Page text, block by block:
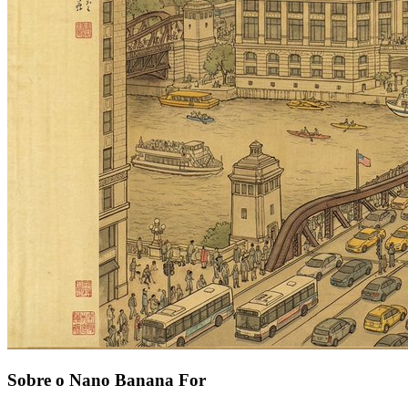
Sobre o Nano Banana For